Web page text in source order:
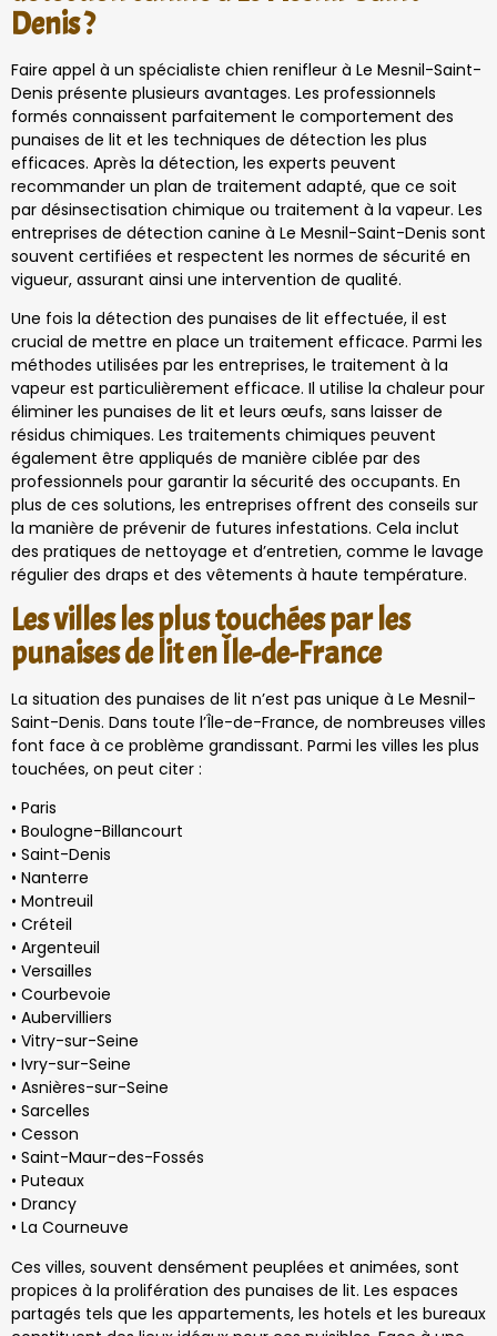
Denis ?
Faire appel à un spécialiste chien renifleur à Le Mesnil-Saint-
Denis présente plusieurs avantages. Les professionnels
formés connaissent parfaitement le comportement des
punaises de lit et les techniques de détection les plus
efficaces. Après la détection, les experts peuvent
recommander un plan de traitement adapté, que ce soit
par désinsectisation chimique ou traitement à la vapeur. Les
entreprises de détection canine à Le Mesnil-Saint-Denis sont
souvent certifiées et respectent les normes de sécurité en
vigueur, assurant ainsi une intervention de qualité.
Une fois la détection des punaises de lit effectuée, il est
crucial de mettre en place un traitement efficace. Parmi les
méthodes utilisées par les entreprises, le traitement à la
vapeur est particulièrement efficace. Il utilise la chaleur pour
éliminer les punaises de lit et leurs œufs, sans laisser de
résidus chimiques. Les traitements chimiques peuvent
également être appliqués de manière ciblée par des
professionnels pour garantir la sécurité des occupants. En
plus de ces solutions, les entreprises offrent des conseils sur
la manière de prévenir de futures infestations. Cela inclut
des pratiques de nettoyage et d’entretien, comme le lavage
régulier des draps et des vêtements à haute température.
Les villes les plus touchées par les
punaises de lit en Île-de-France
La situation des punaises de lit n’est pas unique à Le Mesnil-
Saint-Denis. Dans toute l’Île-de-France, de nombreuses villes
font face à ce problème grandissant. Parmi les villes les plus
touchées, on peut citer :
• Paris
• Boulogne-Billancourt
• Saint-Denis
• Nanterre
• Montreuil
• Créteil
• Argenteuil
• Versailles
• Courbevoie
• Aubervilliers
• Vitry-sur-Seine
• Ivry-sur-Seine
• Asnières-sur-Seine
• Sarcelles
• Cesson
• Saint-Maur-des-Fossés
• Puteaux
• Drancy
• La Courneuve
Ces villes, souvent densément peuplées et animées, sont
propices à la prolifération des punaises de lit. Les espaces
partagés tels que les appartements, les hotels et les bureaux